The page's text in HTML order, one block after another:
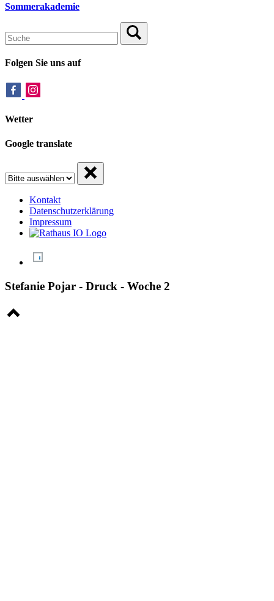
Sommerakademie
Folgen Sie uns auf
Wetter
Google translate
Kontakt
Datenschutzerklärung
Impressum
Stefanie Pojar - Druck - Woche 2